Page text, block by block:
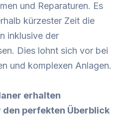
und Reparaturen. Es
kürzester Zeit die
inklusive der
Dies lohnt sich vor bei
und komplexen Anlagen.
erhalten
perfekten Überblick